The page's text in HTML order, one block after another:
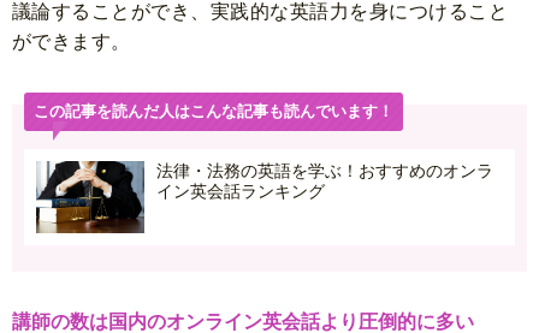
議論することができ、実践的な英語力を身につけること
ができます。
この記事を読んだ人はこんな記事も読んでいます！
法律・法務の英語を学ぶ！おすすめのオンラ
イン英会話ランキング
講師の数は国内のオンライン英会話より圧倒的に多い